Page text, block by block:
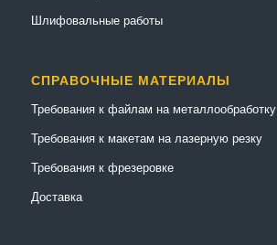
Шлифовальные работы
СПРАВОЧНЫЕ МАТЕРИАЛЫ
Требования к файлам на металлообработку
Требования к макетам на лазерную резку
Требования к фрезеровке
Доставка